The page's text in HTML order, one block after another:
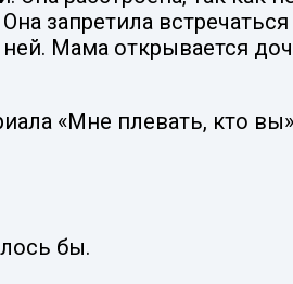
запретила
Мама открывается
«Мне плевать, кто
бы.